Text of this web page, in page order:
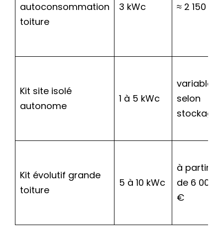
autoconsommation
toiture
3 kWc ≈ 2 150 €
Kit site isolé
autonome
1 à 5 kWc
variable
selon
stockage
Kit évolutif grande
toiture
5 à 10 kWc
à partir
de 6 000
€